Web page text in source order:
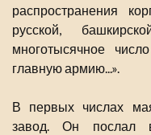
распространения
русской,
многотысячное
главную армию...».
В первых числах
завод. Он послал